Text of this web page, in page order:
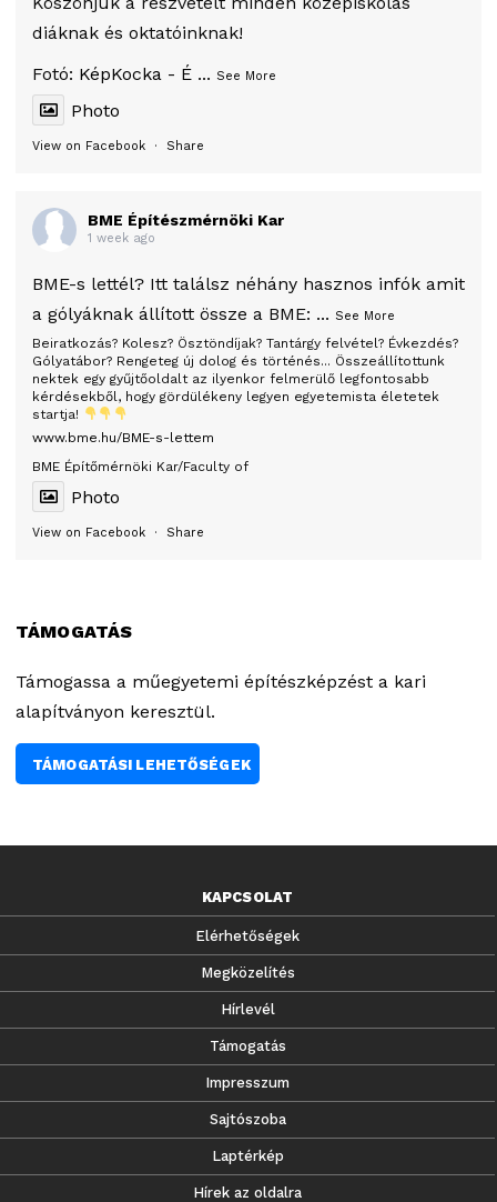
diáknak és oktatóinknak!
Fotó: KépKocka - É ... See More
Photo
View on Facebook · Share
BME Építészmérnöki Kar
1 week ago
BME-s lettél? Itt találsz néhány hasznos infók amit
a gólyáknak állított össze a BME:
Beiratkozás? Kolesz? Ösztöndíjak? Tantárgy felvétel? Évkezdés?
Gólyatábor? Rengeteg új dolog és történés... Összeállítottunk
nektek egy gyűjtőoldalt az ilyenkor felmerülő legfontosabb
kérdésekből, hogy gördülékeny legyen egyetemista életetek
startja!
www.bme.hu/BME-s-lettem
BME Építőmérnöki Kar/Faculty of
... See More
Photo
View on Facebook · Share
TÁMOGATÁS
Támogassa a műegyetemi építészképzést a kari
alapítványon keresztül.
TÁMOGATÁSI LEHETŐSÉGEK
KAPCSOLAT
Elérhetőségek
Megközelítés
Hírlevél
Támogatás
Impresszum
Sajtószoba
Laptérkép
Hírek az oldalra